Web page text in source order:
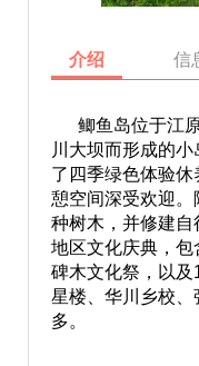
介绍 信
鲫鱼岛位于江原
川大坝而形成的
了四季绿色体验
憩空间深受欢迎
种树木，并修建
地区文化庆典，
碑木文化祭，以
星楼、华川乡校
多。